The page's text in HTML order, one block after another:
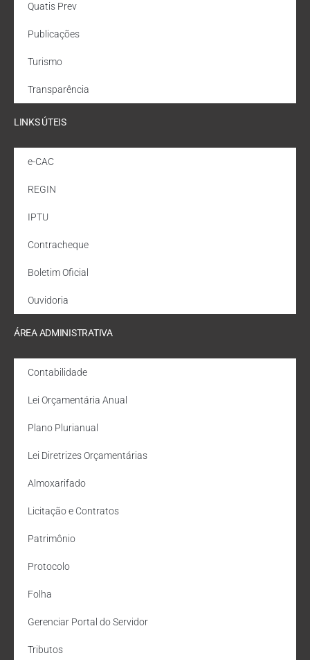
Quatis Prev
Publicações
Turismo
Transparência
LINKS ÚTEIS
e-CAC
REGIN
IPTU
Contracheque
Boletim Oficial
Ouvidoria
ÁREA ADMINISTRATIVA
Contabilidade
Lei Orçamentária Anual
Plano Plurianual
Lei Diretrizes Orçamentárias
Almoxarifado
Licitação e Contratos
Patrimônio
Protocolo
Folha
Gerenciar Portal do Servidor
Tributos